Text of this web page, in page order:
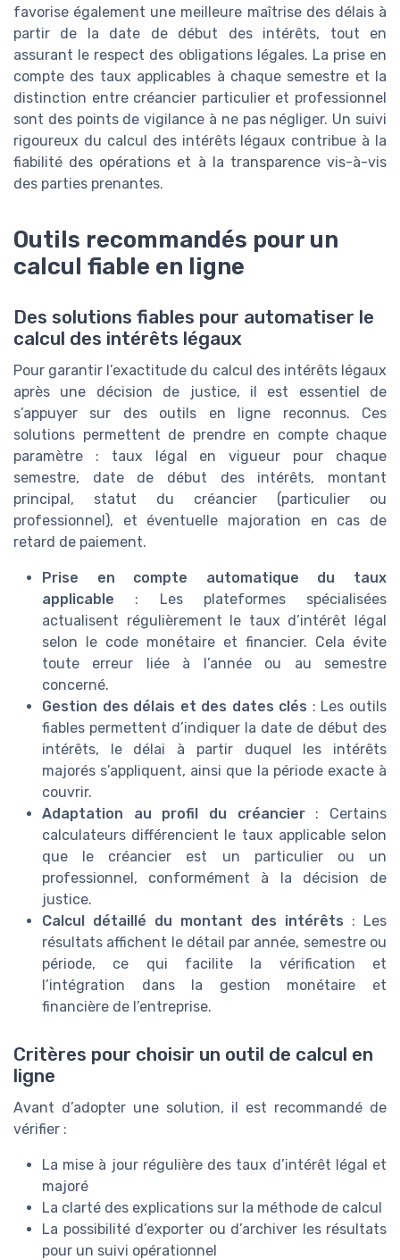
favorise également une meilleure maîtrise des délais à
partir de la date de début des intérêts, tout en
assurant le respect des obligations légales. La prise en
compte des taux applicables à chaque semestre et la
distinction entre créancier particulier et professionnel
sont des points de vigilance à ne pas négliger. Un suivi
rigoureux du calcul des intérêts légaux contribue à la
fiabilité des opérations et à la transparence vis-à-vis
des parties prenantes.
Outils recommandés pour un
calcul fiable en ligne
Des solutions fiables pour automatiser le
calcul des intérêts légaux
Pour garantir l’exactitude du calcul des intérêts légaux
après une décision de justice, il est essentiel de
s’appuyer sur des outils en ligne reconnus. Ces
solutions permettent de prendre en compte chaque
paramètre : taux légal en vigueur pour chaque
semestre, date de début des intérêts, montant
principal, statut du créancier (particulier ou
professionnel), et éventuelle majoration en cas de
retard de paiement.
Prise en compte automatique du taux
applicable : Les plateformes spécialisées
actualisent régulièrement le taux d’intérêt légal
selon le code monétaire et financier. Cela évite
toute erreur liée à l’année ou au semestre
concerné.
Gestion des délais et des dates clés : Les outils
fiables permettent d’indiquer la date de début des
intérêts, le délai à partir duquel les intérêts
majorés s’appliquent, ainsi que la période exacte à
couvrir.
Adaptation au profil du créancier: Certains
calculateurs différencient le taux applicable selon
que le créancier est un particulier ou un
professionnel, conformément à la décision de
justice.
Calcul détaillé du montant des intérêts : Les
résultats affichent le détail par année, semestre ou
période, ce qui facilite la vérification et
l’intégration dans la gestion monétaire et
financière de l’entreprise.
Critères pour choisir un outil de calcul en
ligne
Avant d’adopter une solution, il est recommandé de
vérifier :
La mise à jour régulière des taux d’intérêt légal et
majoré
La clarté des explications sur la méthode de calcul
La possibilité d’exporter ou d’archiver les résultats
pour un suivi opérationnel